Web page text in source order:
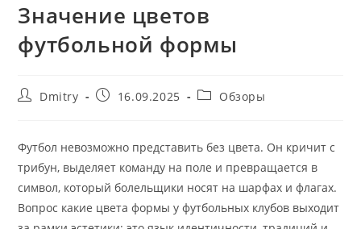
Значение цветов
футбольной формы
АвторDmitry
Запись16.09.2025
Рубрика
Обзоры
Футбол невозможно представить без цвета. Он кричит с
трибун, выделяет команду на поле и превращается в
символ, который болельщики носят на шарфах и флагах.
Вопрос какие цвета формы у футбольных клубов выходит